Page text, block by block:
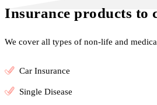
Insurance products to
We cover all types of non-life and
Car Insurance
Single Disease